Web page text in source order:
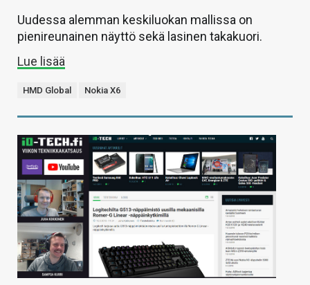
Uudessa alemman keskiluokan mallissa on
pienireunainen näyttö sekä lasinen takakuori.
Lue lisää
HMD Global Nokia X6